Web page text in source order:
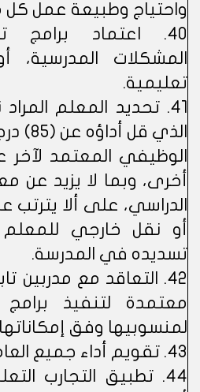
واحتياج وطبيعة عمل
40. اعتماد
المشكلات
تعليمية.
41. تحديد المعلم
الذي
الوظيفي المعتمد لآخر
أخرى، وبما لا يزيد عن
الدراسي، على ألا يترتب
أو نقل خارجي
تسديده في المدرسة.
42. التعاقد مع مدربين
معتمدة لتنفيذ برامج
لمنسوبيها وفق
43. تقويم أداء جميع العاملين في المدرسة.
44. تطبيق التجارب